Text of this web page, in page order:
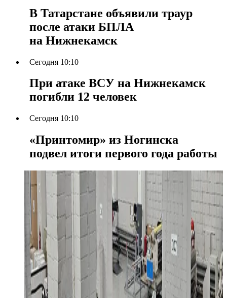
В Татарстане объявили траур
после атаки БПЛА
на Нижнекамск
Сегодня 10:10
При атаке ВСУ на Нижнекамск
погибли 12 человек
Сегодня 10:10
«Принтомир» из Ногинска
подвел итоги первого года работы